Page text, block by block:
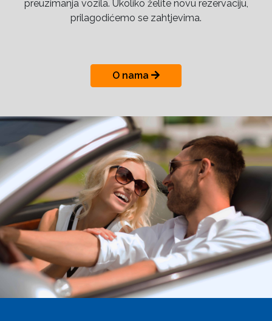
preuzimanja vozila. Ukoliko želite novu rezervaciju,
prilagodićemo se zahtjevima.
O nama